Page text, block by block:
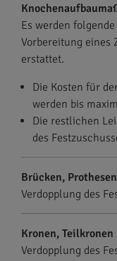
Es werden
Vorbereitung eines
erstattet.
Die Kosten für
werden bis
Die restlichen
des
Brücken, Prothesen
Verdopplung des
Kronen, Teilkronen
Verdopplung des